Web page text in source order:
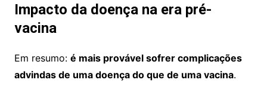
Impacto da doença na era pré-
vacina
Em resumo: é mais provável sofrer complicações
advindas de uma doença do que de uma vacina.